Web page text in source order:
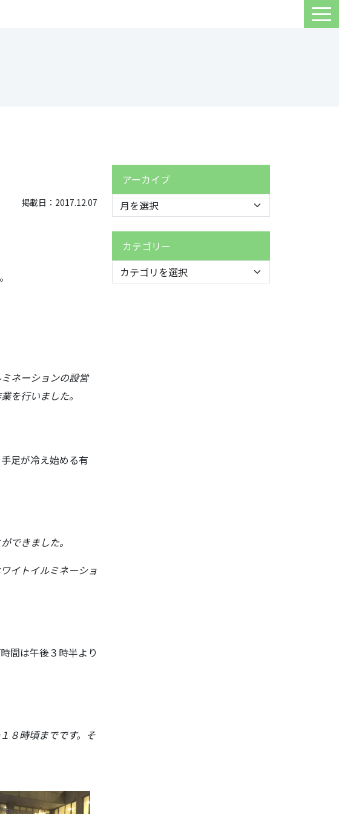
掲載日：2017.12.07
ネーションの設営
を行いました。
足が冷え始める有
できました。
イトイルミネーショ
間は午後３時半より
８時頃までです。そ
アーカイブ
カテゴリー